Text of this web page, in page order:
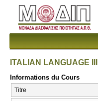
ITALIAN LANGUAGE III
Informations du Cours
Titre